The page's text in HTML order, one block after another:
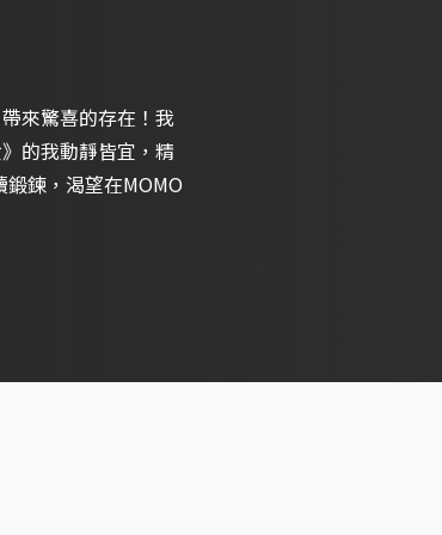
來驚喜的存在！我
的我動靜皆宜，精
鍊，渴望在MOMO